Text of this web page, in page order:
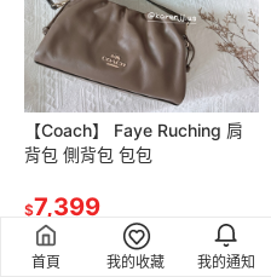
首頁 我的收藏 我的通知
【Coach】 Faye Ruching 肩
背包 側背包 包包
$7,399